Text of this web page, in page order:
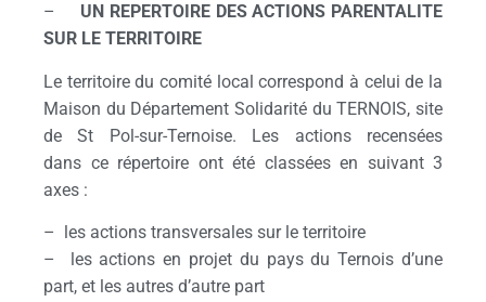
– UN REPERTOIRE DES ACTIONS PARENTALITE
SUR LE TERRITOIRE
Le territoire du comité local correspond à celui de la
Maison du Département Solidarité du TERNOIS, site
de St Pol-sur-Ternoise. Les actions recensées
dans ce répertoire ont été classées en suivant 3
axes :
– les actions transversales sur le territoire
– les actions en projet du pays du Ternois d’une
part, et les autres d’autre part